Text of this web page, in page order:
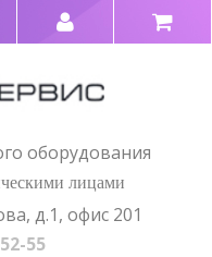
оборудования
лицами
д.1, офис 201
55